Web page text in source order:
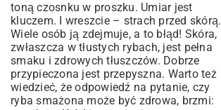
toną czosnku w proszku. Umiar jest
kluczem. I wreszcie – strach przed skórą.
Wiele osób ją zdejmuje, a to błąd! Skóra,
zwłaszcza w tłustych rybach, jest pełna
smaku i zdrowych tłuszczów. Dobrze
przypieczona jest przepyszna. Warto też
wiedzieć, że odpowiedź na pytanie, czy
ryba smażona może być zdrowa, brzmi: